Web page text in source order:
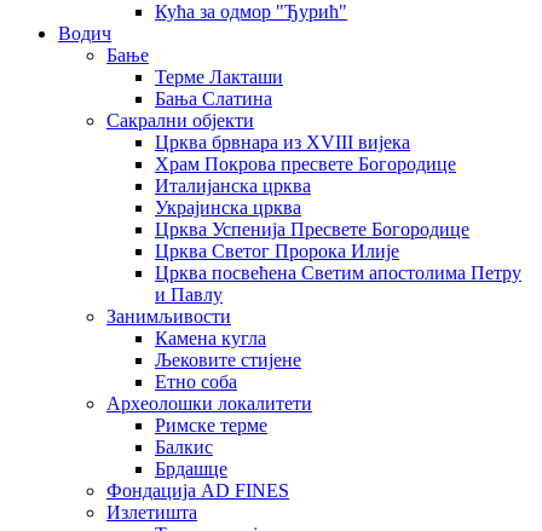
Кућа за одмор "Ђурић"
Водич
Бање
Терме Лакташи
Бања Слатина
Сакрални објекти
Црква брвнара из XVIII вијека
Храм Покрова пресвете Богородице
Италијанска црква
Украјинска црква
Црква Успенија Пресвете Богородице
Црква Светог Пророка Илије
Црква посвећена Светим апостолима Петру
и Павлу
Занимљивости
Камена кугла
Љековите стијене
Етно соба
Археолошки локалитети
Римске терме
Балкис
Брдашце
Фондација AD FINES
Излетишта